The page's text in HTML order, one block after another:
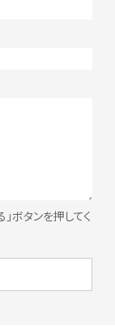
ボタンを押してく